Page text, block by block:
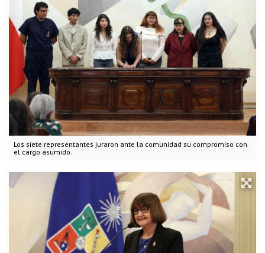
Los siete representantes juraron ante la comunidad su compromiso con
el cargo asumido.